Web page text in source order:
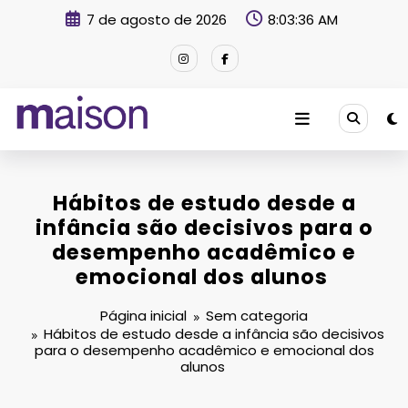
7 de agosto de 2026 8:03:37 AM
Revista Maison
Hábitos de estudo desde a
infância são decisivos para o
desempenho acadêmico e
emocional dos alunos
Página inicial
Sem categoria
Hábitos de estudo desde a infância são decisivos
para o desempenho acadêmico e emocional dos
alunos